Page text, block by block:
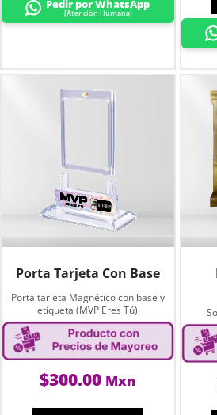
Pedir por WhatsApp
(Atención Humana)
Porta Tarjeta Con Base
Porta tarjeta Magnético con base y
etiqueta (MVP Eres Tú)
$300.00 Mxn